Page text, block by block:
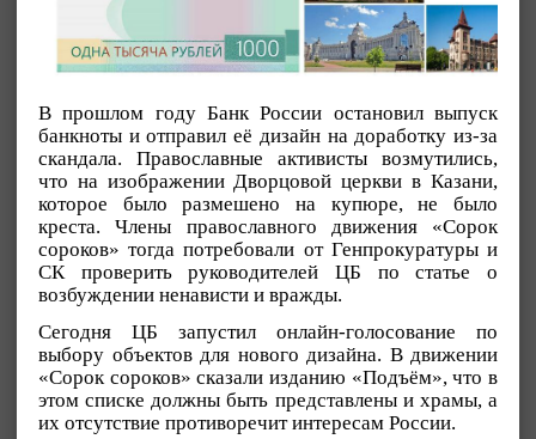
В прошлом году Банк России остановил выпуск
банкноты и отправил её дизайн на доработку из-за
скандала. Православные активисты возмутились,
что на изображении Дворцовой церкви в Казани,
которое было размешено на купюре, не было
креста. Члены православного движения «Сорок
сороков» тогда потребовали от Генпрокуратуры и
СК проверить руководителей ЦБ по статье о
возбуждении ненависти и вражды.
Сегодня ЦБ запустил онлайн-голосование по
выбору объектов для нового дизайна. В движении
«Сорок сороков» сказали изданию «Подъём», что в
этом списке должны быть представлены и храмы, а
их отсутствие противоречит интересам России.